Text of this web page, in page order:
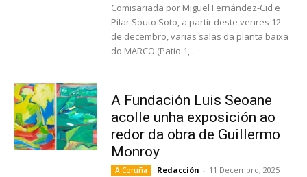
Comisariada por Miguel Fernández-Cid e
Pilar Souto Soto, a partir deste venres 12
de decembro, varias salas da planta baixa
do MARCO (Patio 1,...
A Fundación Luis Seoane
acolle unha exposición ao
redor da obra de Guillermo
Monroy
A Coruña Redacción - 11 Decembro, 2025